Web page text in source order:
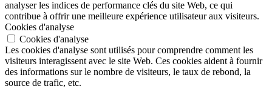
analyser les indices de performance clés du site Web, ce qui
contribue à offrir une meilleure expérience utilisateur aux visiteurs.
Cookies d'analyse
Cookies d'analyse
Les cookies d'analyse sont utilisés pour comprendre comment les
visiteurs interagissent avec le site Web. Ces cookies aident à fournir
des informations sur le nombre de visiteurs, le taux de rebond, la
source de trafic, etc.